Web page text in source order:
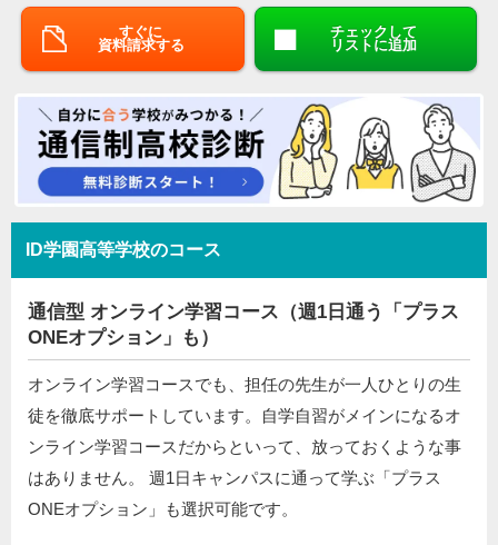
すぐに
資料請求する
チェックして
リストに追加
ID学園高等学校のコース
通信型 オンライン学習コース（週1日通う「プラス
ONEオプション」も）
オンライン学習コースでも、担任の先生が一人ひとりの生
徒を徹底サポートしています。自学自習がメインになるオ
ンライン学習コースだからといって、放っておくような事
はありません。 週1日キャンパスに通って学ぶ「プラス
ONEオプション」も選択可能です。